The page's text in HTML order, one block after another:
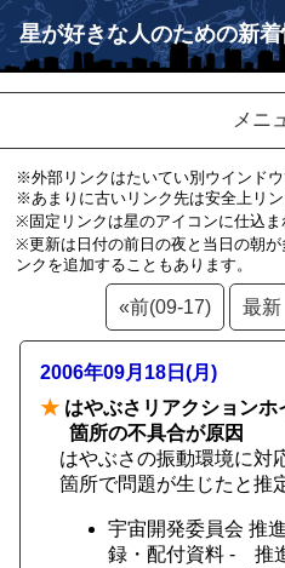
星が好きな人のための新
メニ
※外部リンクはたいてい別ウインドウ
※あまりに古いリンク先は安全上リン
※固定リンクは星のアイコンに仕込ま
※更新は日付の前日の夜と当日の朝
ンクを追加することもあります。
«前(09-17) 最新
2006年09月18日(月)
★ はやぶさリアクション
箇所の不具合が原因
はやぶさの振動環境に対
箇所で問題が生じたと推
宇宙開発委員会 推
録・配付資料 - 推